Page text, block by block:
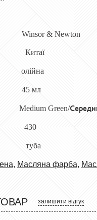
& Newton
Китаї
45 мл
Green/
430
туба
, Масляна фарба,
залишити відгук